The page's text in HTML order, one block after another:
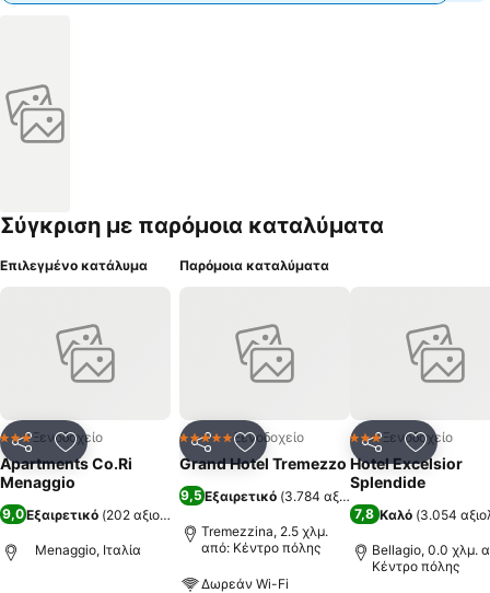
Σύγκριση με παρόμοια καταλύματα
Επιλεγμένο κατάλυμα
ΚοινοποίησηΠροσθήκη στα αγαπημένα
3 ΑστέριαΞενοδοχείο
Apartments Co.Ri
Menaggio
9,0Εξαιρετικό (202 αξιολογήσεις
Menaggio, Ιταλία
Παρόμοια καταλύματα
ΚοινοποίησηΠροσθήκη στα αγαπημένα
5 ΑστέριαΞενοδοχείο
Grand Hotel Tremezzo
9,5Εξαιρετικό (3.784 αξιολογήσεις
Tremezzina, 2.5 χλμ.
από: Κέντρο πόλης
Δωρεάν Wi-Fi
Κοινοποίηση
3 ΑστέριαΞενοδοχείο
Hotel Excelsior
Splendide
7,8 Καλό (3.054
Bellagio, 0.0 χλμ.
Κέντρο πόλης